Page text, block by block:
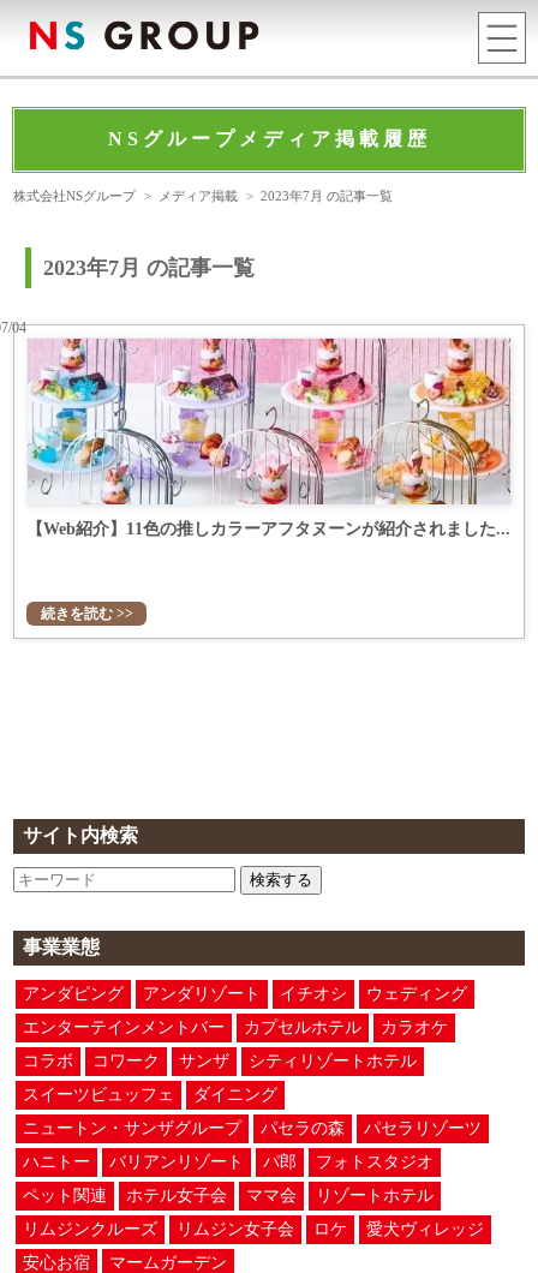
NSグループメディア掲載履歴
株式会社NSグループ > メディア掲載 >2023年7月 の記事一覧
サイト内検索
検索する
事業業態
アンダピング アンダリゾート イチオシ
ウェディング
エンターテインメントバー
カプセルホテル
カラオケ
コラボ
コワーク サンザ
シティリゾートホテル
スイーツビュッフェ
ダイニング
ニュートン・サンザグループ
パセラの森
パセラリゾーツ
ハニトー
バリアンリゾート パ郎
フォトスタジオ
ペット関連
ホテル女子会 ママ会
リゾートホテル
リムジンクルーズ
リムジン女子会 ロケ
愛犬ヴィレッジ
安心お宿
マームガーデン
2023年7月 の記事一覧
【Web紹介】11色の推しカラーアフタヌーンが紹介されました...
04
続きを読む >>